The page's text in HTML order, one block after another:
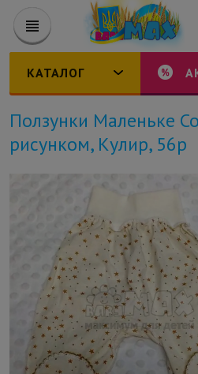
КАТАЛОГ
Ползунки Маленьке
рисунком, Кулир, 56р